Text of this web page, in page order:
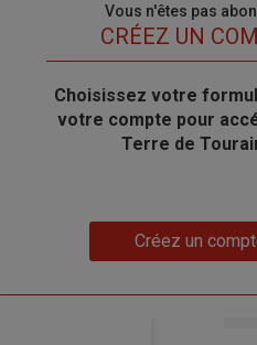
Vous n'êtes pas
TITRECRÉEZ UN
Body
Choisissez votre
votre compte pour
Terre de
Créez un